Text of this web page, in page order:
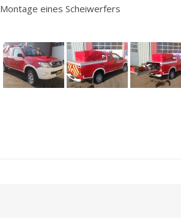
Montage eines Scheiwerfers